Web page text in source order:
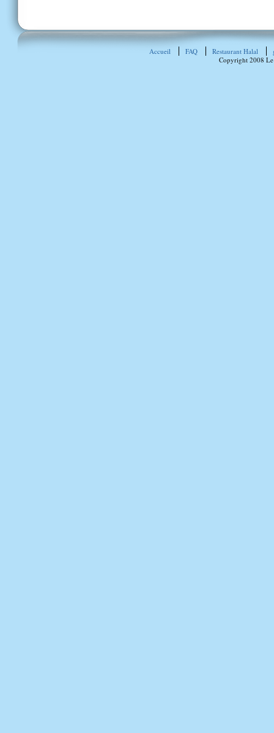
Accueil FAQ Restaurant Halal
Copyright 2008